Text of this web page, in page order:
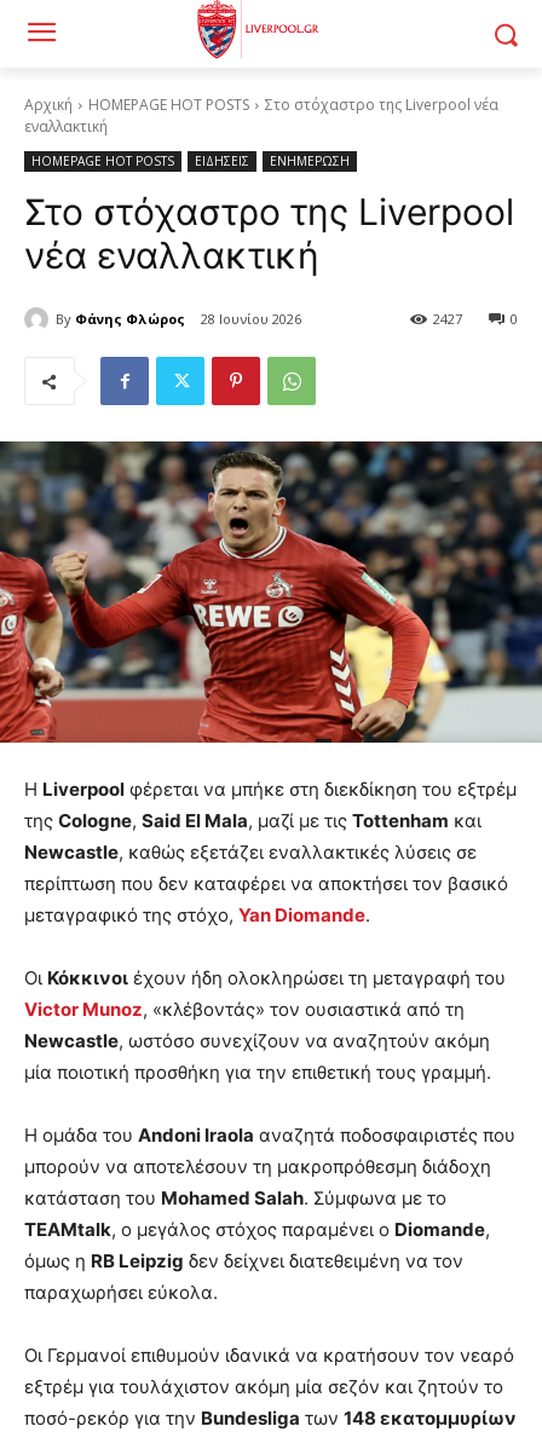
Αρχική HOMEPAGE HOT POSTS
Στο στόχαστρο της Liverpool νέα
εναλλακτική
HOMEPAGE HOT POSTS ΕΙΔΗΣΕΙΣ ΕΝΗΜΕΡΩΣΗ
Στο στόχαστρο της Liverpool
νέα εναλλακτική
By Φάνης Φλώρος 28 Ιουνίου 2026 0
2427
Η Liverpool φέρεται να μπήκε στη διεκδίκηση του εξτρέμ
της Cologne, Said El Mala, μαζί με τις Tottenham και
Newcastle, καθώς εξετάζει εναλλακτικές λύσεις σε
περίπτωση που δεν καταφέρει να αποκτήσει τον βασικό
μεταγραφικό της στόχο, Yan Diomande.
Οι Κόκκινοι έχουν ήδη ολοκληρώσει τη μεταγραφή του
Victor Munoz, «κλέβοντάς» τον ουσιαστικά από τη
Newcastle, ωστόσο συνεχίζουν να αναζητούν ακόμη
μία ποιοτική προσθήκη για την επιθετική τους γραμμή.
Η ομάδα του Andoni Iraola αναζητά ποδοσφαιριστές που
μπορούν να αποτελέσουν τη μακροπρόθεσμη διάδοχη
κατάσταση του Mohamed Salah. Σύμφωνα με το
TEAMtalk, ο μεγάλος στόχος παραμένει ο Diomande,
όμως η RB Leipzig δεν δείχνει διατεθειμένη να τον
παραχωρήσει εύκολα.
Οι Γερμανοί επιθυμούν ιδανικά να κρατήσουν τον νεαρό
εξτρέμ για τουλάχιστον ακόμη μία σεζόν και ζητούν το
ποσό-ρεκόρ για την Bundesliga των 148 εκατομμυρίων